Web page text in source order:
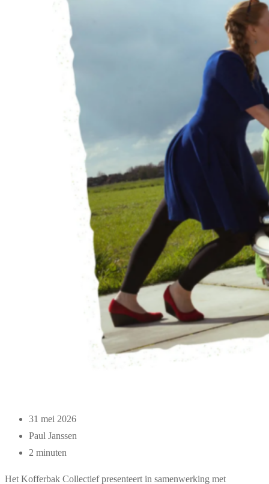
31 mei 2026
Paul Janssen
2 minuten
Het Kofferbak Collectief presenteert in samenwerking met